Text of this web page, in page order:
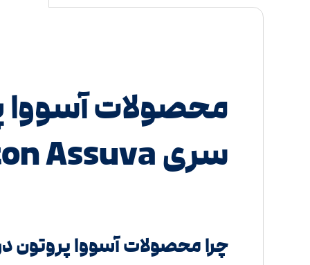
محصولات آسووا
سری Proton Assuva
چرا محصولات آسووا پروتون